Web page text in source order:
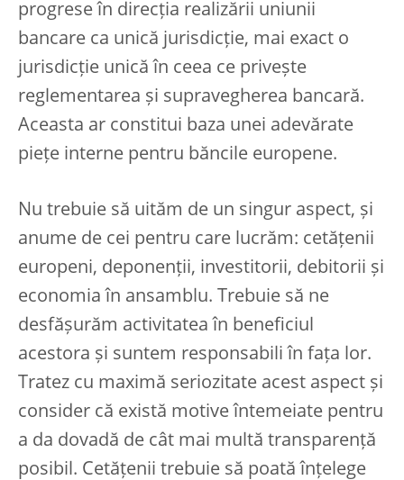
progrese în direcția realizării uniunii
bancare ca unică jurisdicție, mai exact o
jurisdicție unică în ceea ce privește
reglementarea și supravegherea bancară.
Aceasta ar constitui baza unei adevărate
piețe interne pentru băncile europene.
Nu trebuie să uităm de un singur aspect, și
anume de cei pentru care lucrăm: cetățenii
europeni, deponenții, investitorii, debitorii și
economia în ansamblu. Trebuie să ne
desfășurăm activitatea în beneficiul
acestora și suntem responsabili în fața lor.
Tratez cu maximă seriozitate acest aspect și
consider că există motive întemeiate pentru
a da dovadă de cât mai multă transparență
posibil. Cetățenii trebuie să poată înțelege